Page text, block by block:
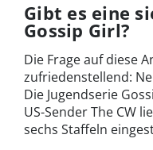
Gibt es eine
Gossip Girl?
Die Frage auf diese
zufriedenstellend:
Die Jugendserie
US-Sender The CW
sechs Staffeln